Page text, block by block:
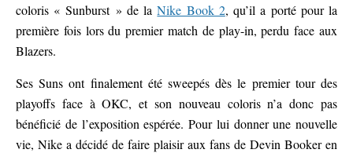
coloris « Sunburst » de laNike Book 2, qu’il a porté pour la
première fois lors du premier match de play-in, perdu face aux
Blazers.
Ses Suns ont finalement été sweepés dès le premier tour des
playoffs face à OKC, et son nouveau coloris n’a donc pas
bénéficié de l’exposition espérée. Pour lui donner une nouvelle
vie, Nike a décidé de faire plaisir aux fans de Devin Booker en